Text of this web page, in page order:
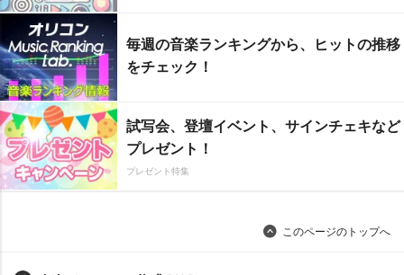
毎週の音楽ランキングから、ヒットの推移
をチェック！
試写会、登壇イベント、サインチェキなど
プレゼント！
プレゼント特集
このページのトップへ